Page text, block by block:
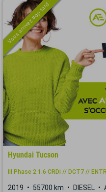
Vous arrivez trop tard
Hyundai Tucson
III Phase 2 1.6 CRDi // DCT7 //
2019 55700 km DIESEL